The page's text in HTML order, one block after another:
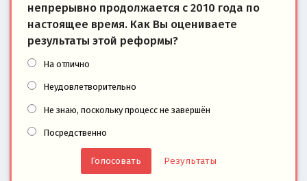
непрерывно продолжается с 2010 года по
настоящее время. Как Вы оцениваете
результаты этой реформы?
На отлично
Неудовлетворительно
Не знаю, поскольку процесс не завершён
Посредственно
Результаты